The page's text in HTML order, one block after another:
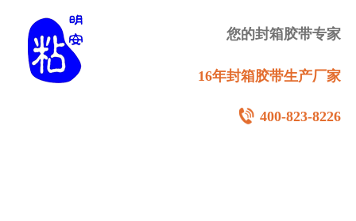
您的封箱胶带专家
16年封箱胶带生产厂家
400-823-8226